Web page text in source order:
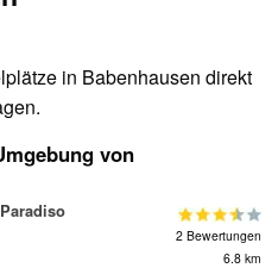
in Babenhausen direkt
von
2 Bewertungen
6.8 km